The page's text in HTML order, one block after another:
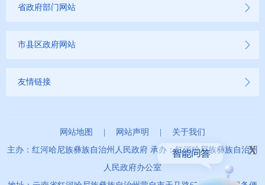
新闻发布
权责清单
省政府部门网站
市县区政府网站
友情链接
网站地图 | 网站声明 | 关于我们
主办：红河哈尼族彝族自治州人民政府 承办：红河哈尼族彝族自治州
人民政府办公室
x